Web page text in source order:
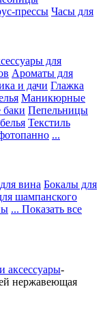
прессы Часы для
для
Ароматы для
и дачи Глажка
Маникюрные
Пепельницы
Текстиль
...
вина Бокалы для
шампанского
... Показать все
аксессуары-
нержавеющая